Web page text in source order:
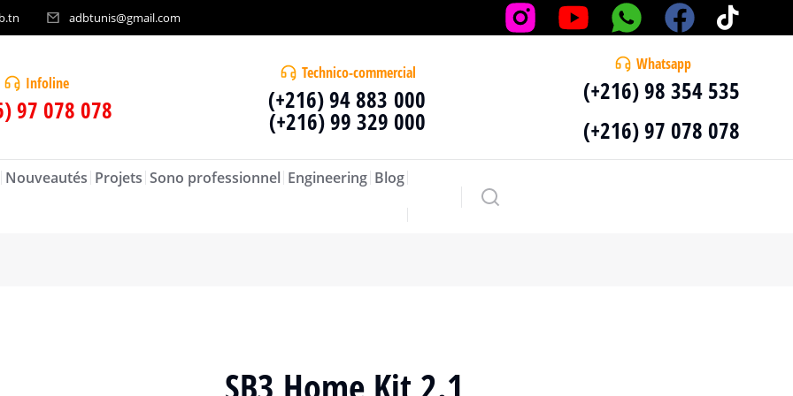
adbtunis@gmail.com
Infoline
97 078 078
Technico-commercial
(+216) 94 883 000
(+216) 99 329 000
Whatsapp
(+216) 98 354 535
(+216) 97 078 078
Nouveautés Projets Sono professionnel Engineering Blog